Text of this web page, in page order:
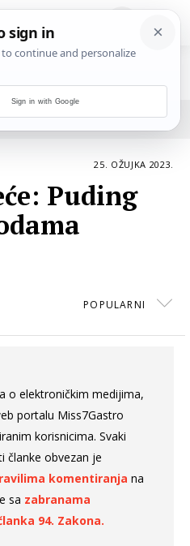
25. OŽUJKA 2023.
Puding
NA ČLANAK
POPULARNI
o elektroničkim medijima,
portalu Miss7Gastro
korisnicima. Svaki
članke obvezan je
komentiranja na
sa zabranama
94. Zakona.
Sign in with Google